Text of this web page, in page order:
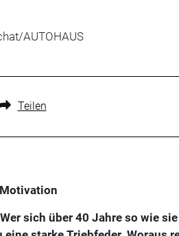
AUTOHAUS
Teilen
Wer sich über 40 Jahre so wie